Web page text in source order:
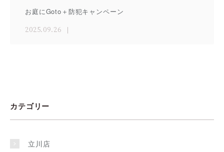
お庭にGoto＋防犯キャンペーン
2025.09.26
カテゴリー
立川店